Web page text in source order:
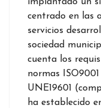
centrado en las
servicios
sociedad
cuenta los
normas
UNE19601
ha establecido